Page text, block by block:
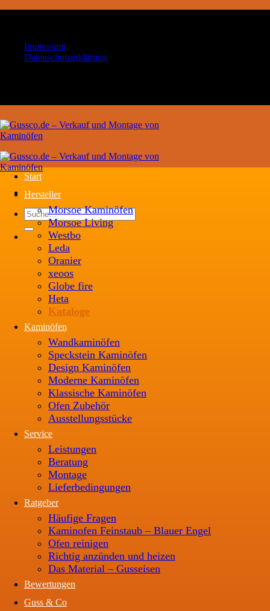
Impressum
Datenschutzerklärung
Suche
nach:
Start
Hersteller
Morsoe Kaminöfen
Morsoe Living
Westbo
Leda
Oranier
xeoos
Globe fire
Heta
Kataloge
Kaminöfen
Wandkaminöfen
Speckstein Kaminöfen
Design Kaminöfen
Moderne Kaminöfen
Klassische Kaminöfen
Ofen Zubehör
Ausstellungsstücke
Service
Leistungen
Beratung
Montage
Lieferbedingungen
Ratgeber
Häufige Fragen
Kaminofen Feinstaub – Blauer Engel
Ofen reinigen
Richtig anzünden und heizen
Das Material – Gusseisen
Bewertungen
Guss & Co